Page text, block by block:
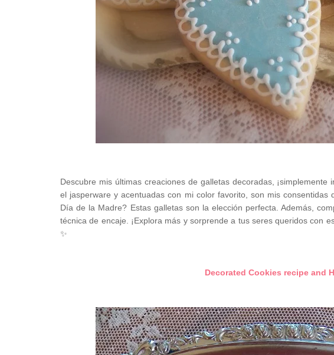
Descubre mis últimas creaciones de galletas decoradas, ¡simplemente
el jasperware y acentuadas con mi color favorito, son mis
Día de la Madre? Estas galletas son la elección perfecta. Además,
técnica de encaje. ¡Explora más y sorprende a tus seres queridos con
✨
Decorated Cookies recipe and